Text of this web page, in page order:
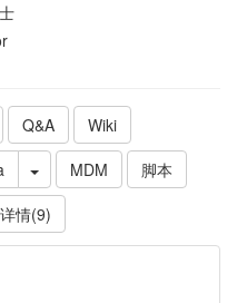
Q&A
Wiki
MDM
脚本
详情(9)